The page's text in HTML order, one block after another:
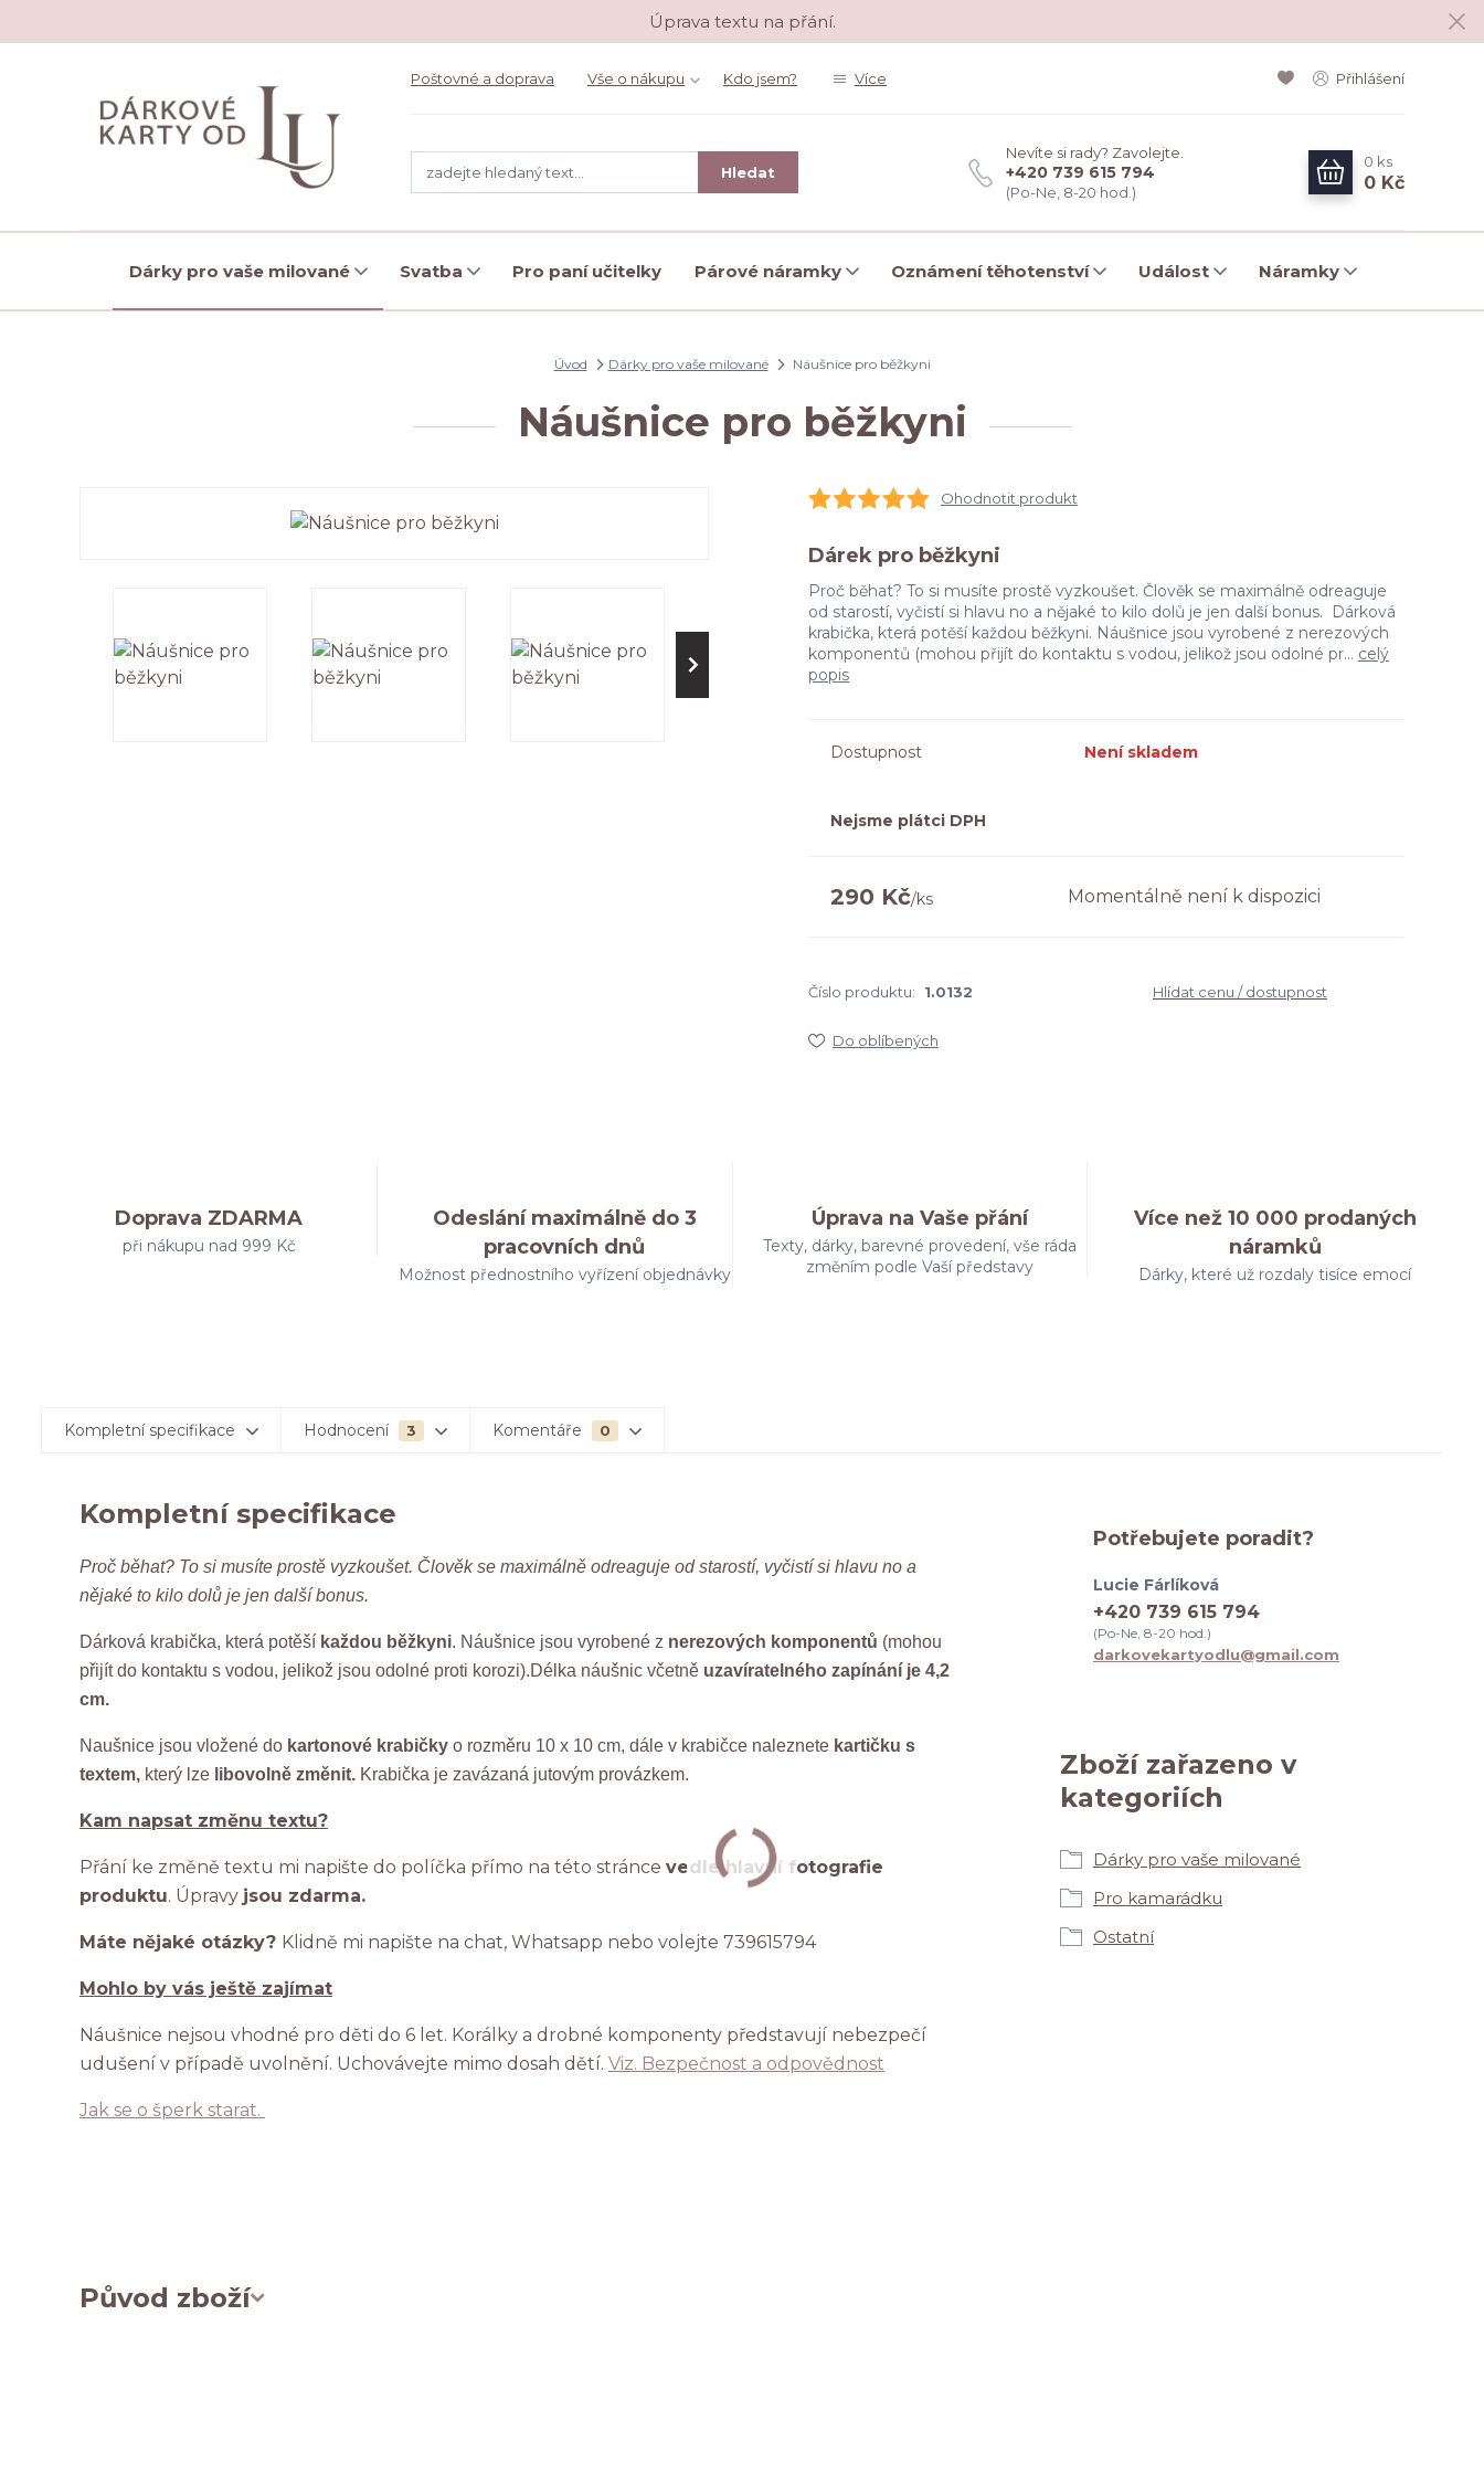
Úprava textu na přání.
Poštovné a doprava Vše o nákupu Kdo jsem? Více Přihlášení
Hledat
Nevíte si rady? Zavolejte.
+420 739 615 794
(Po-Ne, 8-20 hod.)
0 ks
0 Kč
Dárky pro vaše milované Svatba Pro paní učitelky Párové náramky Oznámení těhotenství Událost Náramky
Úvod Dárky pro vaše milované Náušnice pro běžkyni
Náušnice pro běžkyni
Ohodnotit produkt
Dárek pro běžkyni
Proč běhat? To si musíte prostě vyzkoušet. Člověk se maximálně odreaguje
od starostí, vyčistí si hlavu no a nějaké to kilo dolů je jen další bonus. Dárková
krabička, která potěší každou běžkyni. Náušnice jsou vyrobené z nerezových
komponentů (mohou přijít do kontaktu s vodou, jelikož jsou odolné pr... celý
popis
Dostupnost Není skladem
Nejsme plátci DPH
290 Kč/ks Momentálně není k dispozici
Číslo produktu: 1.0132 Hlídat cenu / dostupnost
Do oblíbených
Doprava ZDARMA
při nákupu nad 999 Kč
Odeslání maximálně do 3
pracovních dnů
Možnost přednostního vyřízení objednávky
Úprava na Vaše přání
Texty, dárky, barevné provedení, vše ráda
změním podle Vaší představy
Více než 10 000 prodaných
náramků
Dárky, které už rozdaly tisíce emocí
Kompletní specifikace Hodnocení 3 Komentáře 0
Kompletní specifikace
Proč běhat? To si musíte prostě vyzkoušet. Člověk se maximálně odreaguje od starostí, vyčistí si hlavu no a
nějaké to kilo dolů je jen další bonus.
Dárková krabička, která potěší každou běžkyni. Náušnice jsou vyrobené z nerezových komponentů (mohou
přijít do kontaktu s vodou, jelikož jsou odolné proti korozi).Délka náušnic včetně uzavíratelného zapínání je 4,2
cm.
Naušnice jsou vložené do kartonové krabičky o rozměru 10 x 10 cm, dále v krabičce naleznete kartičku s
textem, který lze libovolně změnit. Krabička je zavázaná jutovým provázkem.
Kam napsat změnu textu?
Přání ke změně textu mi napište do políčka přímo na této stránce vedle hlavní fotografie
produktu. Úpravy jsou zdarma.
Máte nějaké otázky? Klidně mi napište na chat, Whatsapp nebo volejte 739615794
Mohlo by vás ještě zajímat
Náušnice nejsou vhodné pro děti do 6 let. Korálky a drobné komponenty představují nebezpečí
udušení v případě uvolnění. Uchovávejte mimo dosah dětí. Viz. Bezpečnost a odpovědnost
Jak se o šperk starat.
Původ zboží
Zboží zařazeno v
kategoriích
Dárky pro vaše milované
Pro kamarádku
Ostatní
Potřebujete poradit?
Lucie Fárlíková
+420 739 615 794
(Po-Ne, 8-20 hod.)
darkovekartyodlu@gmail.com